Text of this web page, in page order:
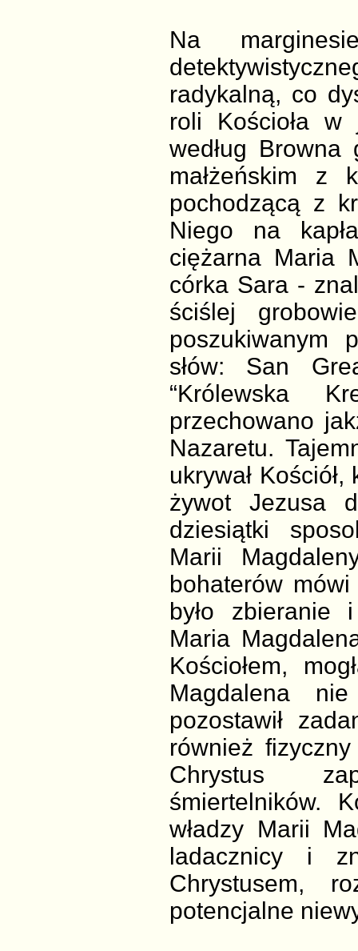
Na
radykalną, co
roli Kościoła w
według Browna
małżeńskim z
pochodzącą z
Niego na
ciężarna Maria
córka Sara -
ściślej
poszukiwanym
słów: San
“Królewska
przechowano
Nazaretu.
ukrywał
żywot Jezusa
dziesiątki
Marii
bohaterów
było zbieranie
Maria
Kościołem,
Magdalena
pozostawił
również
Chrystus
śmiertelników.
władzy Marii
ladacznicy i
Chrystusem,
potencjalne